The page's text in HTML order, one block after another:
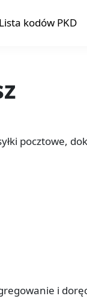
Lista kodów PKD
pocztowe,
i